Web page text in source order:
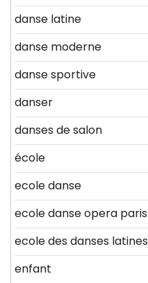
danse latine
danse moderne
danse sportive
danser
danses de salon
école
ecole danse
ecole danse opera paris
ecole des danses latines
enfant